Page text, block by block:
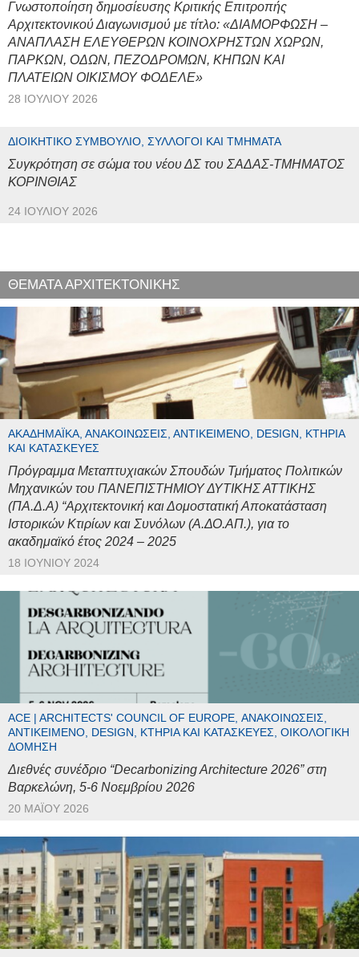
Γνωστοποίηση δημοσίευσης Κριτικής Επιτροπής
Αρχιτεκτονικού Διαγωνισμού με τίτλο: «ΔΙΑΜΟΡΦΩΣΗ –
ΑΝΑΠΛΑΣΗ ΕΛΕΥΘΕΡΩΝ ΚΟΙΝΟΧΡΗΣΤΩΝ ΧΩΡΩΝ,
ΠΑΡΚΩΝ, ΟΔΩΝ, ΠΕΖΟΔΡΟΜΩΝ, ΚΗΠΩΝ ΚΑΙ
ΠΛΑΤΕΙΩΝ ΟΙΚΙΣΜΟΥ ΦΟΔΕΛΕ»
28 ΙΟΥΛΊΟΥ 2026
ΔΙΟΙΚΗΤΙΚΌ ΣΥΜΒΟΎΛΙΟ, ΣΎΛΛΟΓΟΙ ΚΑΙ ΤΜΉΜΑΤΑ
Συγκρότηση σε σώμα του νέου ΔΣ του ΣΑΔΑΣ-ΤΜΗΜΑΤΟΣ
ΚΟΡΙΝΘΙΑΣ
24 ΙΟΥΛΊΟΥ 2026
ΘΕΜΑΤΑ ΑΡΧΙΤΕΚΤΟΝΙΚΗΣ
ΑΚΑΔΗΜΑΪΚΆ, ΑΝΑΚΟΙΝΏΣΕΙΣ, ΑΝΤΙΚΕΊΜΕΝΟ, DESIGN, ΚΤΉΡΙΑ
ΚΑΙ ΚΑΤΑΣΚΕΥΈΣ
Πρόγραμμα Μεταπτυχιακών Σπουδών Τμήματος Πολιτικών
Μηχανικών του ΠΑΝΕΠΙΣΤΗΜΙΟΥ ΔΥΤΙΚΗΣ ΑΤΤΙΚΗΣ
(ΠΑ.Δ.Α) “Αρχιτεκτονική και Δομοστατική Αποκατάσταση
Ιστορικών Κτιρίων και Συνόλων (Α.ΔΟ.ΑΠ.), για το
ακαδημαϊκό έτος 2024 – 2025
18 ΙΟΥΝΊΟΥ 2024
ACE | ARCHITECTS' COUNCIL OF EUROPE, ΑΝΑΚΟΙΝΏΣΕΙΣ,
ΑΝΤΙΚΕΊΜΕΝΟ, DESIGN, ΚΤΉΡΙΑ ΚΑΙ ΚΑΤΑΣΚΕΥΈΣ, ΟΙΚΟΛΟΓΙΚΉ
ΔΌΜΗΣΗ
Διεθνές συνέδριο “Decarbonizing Architecture 2026” στη
Βαρκελώνη, 5-6 Νοεμβρίου 2026
20 ΜΑΪ́ΟΥ 2026